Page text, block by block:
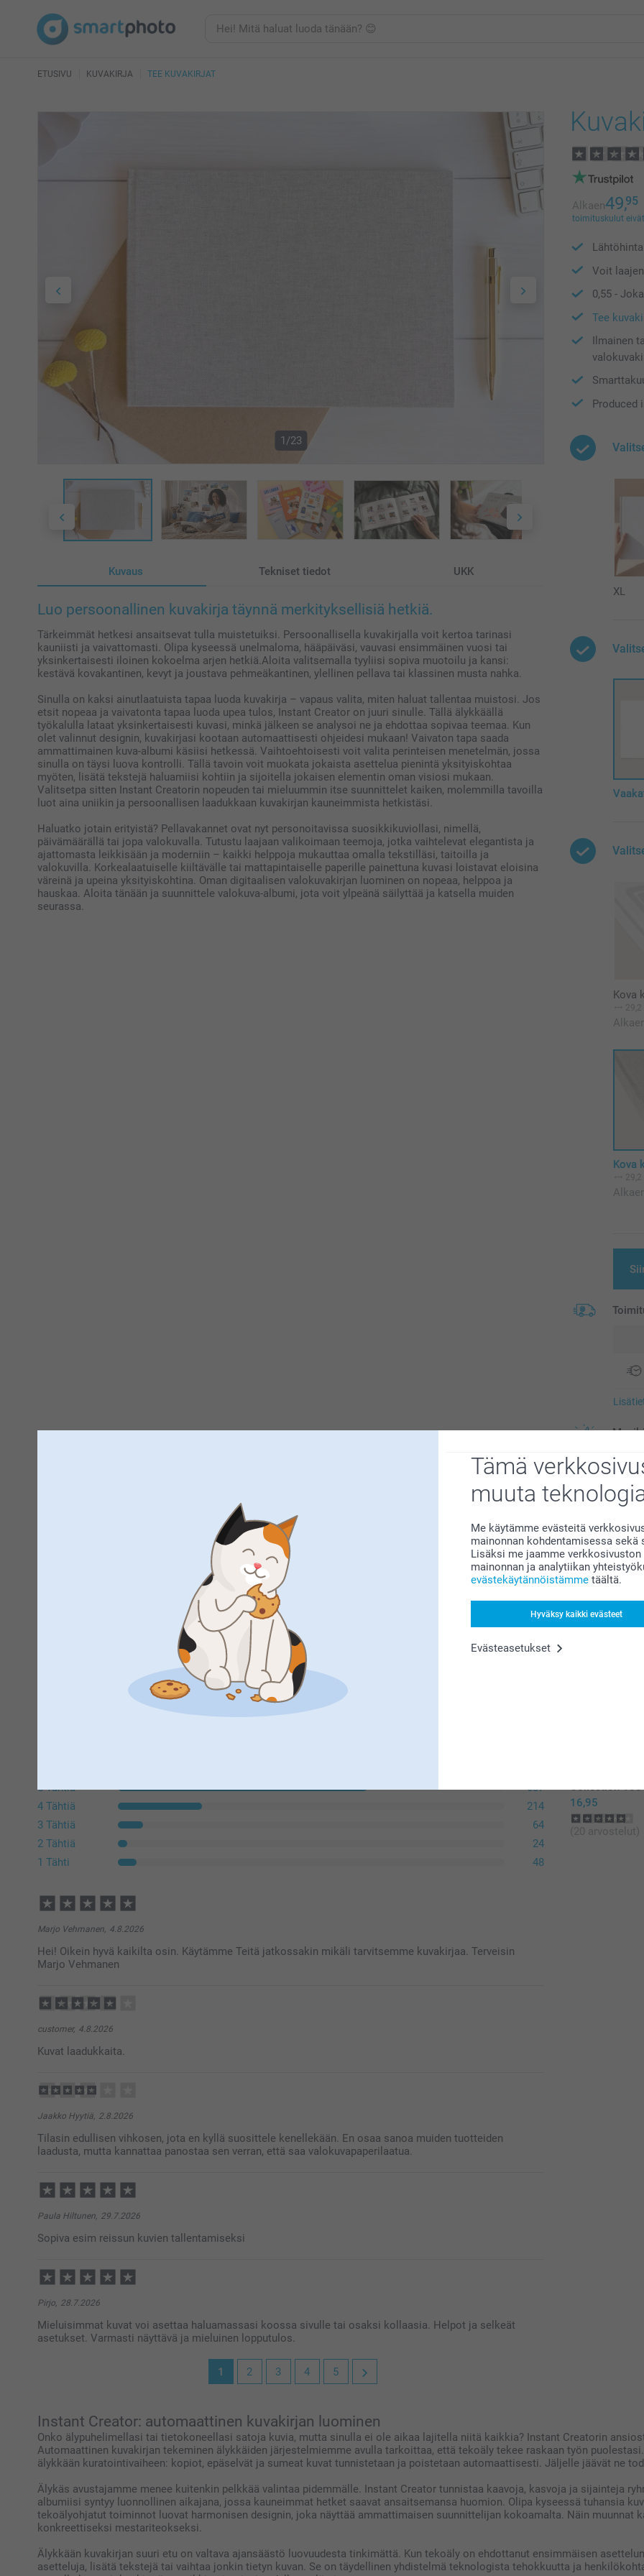
Tämä
muuta
Me käytämme evästeitä
mainonnan kohdentamisessa
Lisäksi me jaamme
mainonnan ja analytiikan
evästekäytännöistämme täältä.
Hyväksy kaikki evästeet
Evästeasetukset
ETUSIVU KUVAKIRJA TEE KUVAKIRJAT
1/23
Kuvaus Tekniset tiedot UKK
Luo persoonallinen kuvakirja täynnä merkityksellisiä hetkiä.
Tärkeimmät hetkesi ansaitsevat tulla muistetuiksi. Persoonallisella kuvakirjalla voit kertoa tarinasi
kauniisti ja vaivattomasti. Olipa kyseessä unelmaloma, hääpäiväsi, vauvasi ensimmäinen vuosi tai
yksinkertaisesti iloinen kokoelma arjen hetkiä.Aloita valitsemalla tyyliisi sopiva muotoilu ja kansi:
kestävä kovakantinen, kevyt ja joustava pehmeäkantinen, ylellinen pellava tai klassinen musta nahka.
Sinulla on kaksi ainutlaatuista tapaa luoda kuvakirja – vapaus valita, miten haluat tallentaa muistosi. Jos
etsit nopeaa ja vaivatonta tapaa luoda upea tulos, Instant Creator on juuri sinulle. Tällä älykkäällä
työkalulla lataat yksinkertaisesti kuvasi, minkä jälkeen se analysoi ne ja ehdottaa sopivaa teemaa. Kun
olet valinnut designin, kuvakirjasi kootaan automaattisesti ohjeidesi mukaan! Vaivaton tapa saada
ammattimainen kuva-albumi käsiisi hetkessä. Vaihtoehtoisesti voit valita perinteisen menetelmän, jossa
sinulla on täysi luova kontrolli. Tällä tavoin voit muokata jokaista asettelua pienintä yksityiskohtaa
myöten, lisätä tekstejä haluamiisi kohtiin ja sijoitella jokaisen elementin oman visiosi mukaan.
Valitsetpa sitten Instant Creatorin nopeuden tai mieluummin itse suunnittelet kaiken, molemmilla tavoilla
luot aina uniikin ja persoonallisen laadukkaan kuvakirjan kauneimmista hetkistäsi.
Haluatko jotain erityistä? Pellavakannet ovat nyt personoitavissa suosikkikuviollasi, nimellä,
päivämäärällä tai jopa valokuvalla. Tutustu laajaan valikoimaan teemoja, jotka vaihtelevat elegantista ja
ajattomasta leikkisään ja moderniin – kaikki helppoja mukauttaa omalla tekstilläsi, taitoilla ja
valokuvilla. Korkealaatuiselle kiiltävälle tai mattapintaiselle paperille painettuna kuvasi loistavat eloisina
väreinä ja upeina yksityiskohtina. Oman digitaalisen valokuvakirjan luominen on nopeaa, helppoa ja
hauskaa. Aloita tänään ja suunnittele valokuva-albumi, jota voit ylpeänä säilyttää ja katsella muiden
seurassa.
Alkaen49,95
toimituskulut
Lähtöhinta
Voit
0,55 -
Tee
Ilmainen
Produced
XL
Kova
29,2
Kova
29,2
Tee
paperiksi
Alkaen 0,25/
Lisävalintojen
Alkaen
Lisävalintojen
Kaikki hinnat
postikuluja.
UKK
Trustpilot tuotearvostelut
5 Tähtiä
637
4 Tähtiä
214
3 Tähtiä
64
2 Tähtiä
24
1 Tähti
48
Marjo Vehmanen, 4.8.2026
Hei! Oikein hyvä kaikilta osin. Käytämme Teitä jatkossakin mikäli tarvitsemme kuvakirjaa. Terveisin
Marjo Vehmanen
customer, 4.8.2026
Kuvat laadukkaita.
Jaakko Hyytiä, 2.8.2026
Tilasin edullisen vihkosen, jota en kyllä suosittele kenellekään. En osaa sanoa muiden tuotteiden
laadusta, mutta kannattaa panostaa sen verran, että saa valokuvapaperilaatua.
Paula Hiltunen, 29.7.2026
Sopiva esim reissun kuvien tallentamiseksi
Pirjo, 28.7.2026
Mieluisimmat kuvat voi asettaa haluamassasi koossa sivulle tai osaksi kollaasia. Helpot ja selkeät
asetukset. Varmasti näyttävä ja mieluinen lopputulos.
1 2 3 4 5
Collection 100
16,95
(20 arvostelut)
Instant Creator: automaattinen kuvakirjan luominen
Onko älypuhelimellasi tai tietokoneellasi satoja kuvia, mutta sinulla ei ole aikaa lajitella niitä kaikkia? Instant Creatorin
Automaattinen kuvakirjan tekeminen älykkäiden järjestelmiemme avulla tarkoittaa, että tekoäly tekee raskaan työn
älykkään kuratointivaiheen: kopiot, epäselvät ja sumeat kuvat tunnistetaan ja poistetaan automaattisesti. Jäljelle jäävät ne
Älykäs avustajamme menee kuitenkin pelkkää valintaa pidemmälle. Instant Creator tunnistaa kaavoja, kasvoja ja sijainteja
albumiisi syntyy luonnollinen aikajana, jossa kauneimmat hetket saavat ansaitsemansa huomion. Olipa kyseessä tuhansia
tekoälyohjatut toiminnot luovat harmonisen designin, joka näyttää ammattimaisen suunnittelijan kokoamalta. Näin
konkreettiseksi mestariteokseksi.
Älykkään kuvakirjan suuri etu on valtava ajansäästö luovuudesta tinkimättä. Kun tekoäly on ehdottanut ensimmäisen
asetteluja, lisätä tekstejä tai vaihtaa jonkin tietyn kuvan. Se on täydellinen yhdistelmä teknologista tehokkuutta ja